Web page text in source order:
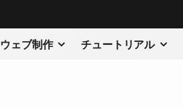
ウェブ制作 チュートリアル